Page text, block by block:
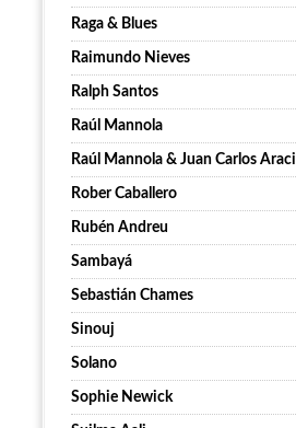
Raga & Blues
Raimundo Nieves
Ralph Santos
Raúl Mannola
Raúl Mannola & Juan Carlos Aracil
Rober Caballero
Rubén Andreu
Sambayá
Sebastián Chames
Sinouj
Solano
Sophie Newick